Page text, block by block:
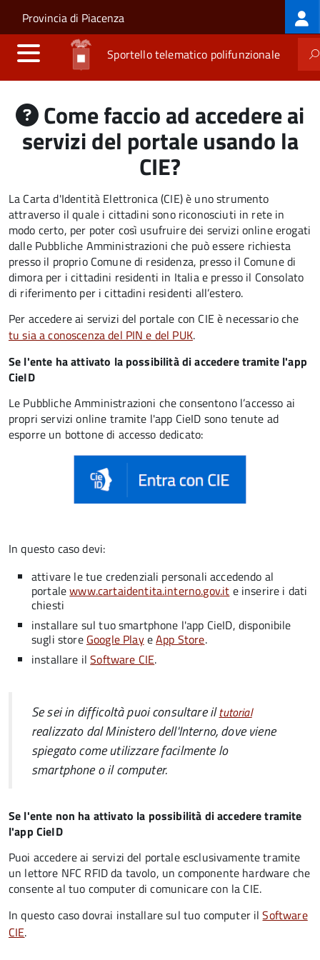
Salta al contenuto principale
Skip to site navigation
Provincia di Piacenza
Sportello telematico polifunzionale
Come faccio ad accedere ai
servizi del portale usando la
CIE?
La Carta d'Identità Elettronica (CIE) è uno strumento
attraverso il quale i cittadini sono riconosciuti in rete in
modo certo, per poter così usufruire dei servizi online erogati
dalle Pubbliche Amministrazioni che può essere richiesta
presso il proprio Comune di residenza, presso il Comune di
dimora per i cittadini residenti in Italia e presso il Consolato
di riferimento per i cittadini residenti all’estero.
Per accedere ai servizi del portale con CIE è necessario che
tu sia a conoscenza del PIN e del PUK.
Se l'ente ha attivato la possibilità di accedere tramite l'app
CieID
Le Pubbliche Amministrazioni che consentono l’accesso ai
propri servizi online tramite l'app CieID sono tenute ad
esporre un bottone di accesso dedicato:
In questo caso devi:
attivare le tue credenziali personali accedendo al
portalewww.cartaidentita.interno.gov.it e inserire i dati
chiesti
installare sul tuo smartphone l'app CieID, disponibile
sugli store Google PlayeApp Store.
installare ilSoftware CIE.
Se sei in difficoltà puoi consultare iltutorial
realizzato dal Ministero dell'Interno, dove viene
spiegato come utilizzare facilmente lo
smartphone o il computer.
Se l'ente non ha attivato la possibilità di accedere tramite
l'app CieID
Puoi accedere ai servizi del portale esclusivamente tramite
un lettore NFC RFID da tavolo, uncomponente hardware che
consente al tuo computer di comunicare con la CIE.
In questo caso dovrai installare sul tuo computer ilSoftware
CIE.